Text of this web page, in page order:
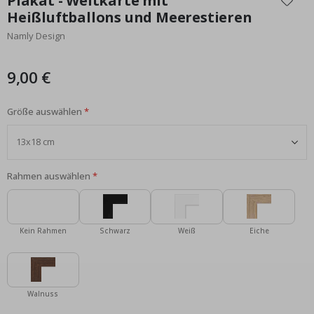
der
Bildgalerie
springen
Heißluftballons und Meerestieren
Namly Design
9,00 €
Größe auswählen
Rahmen auswählen
Kein Rahmen Schwarz Weiß Eiche
Walnuss